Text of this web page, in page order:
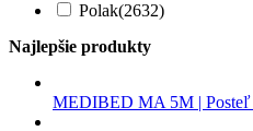
Polak(2632)
Najlepšie produkty
MEDIBED MA 5M | Posteľ